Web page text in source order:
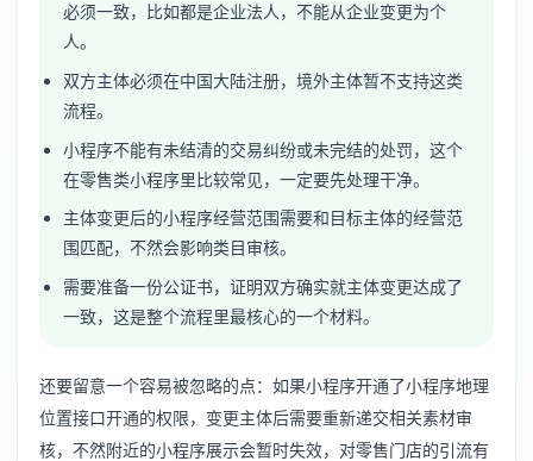
必须一致，比如都是企业法人，不能从企业变更为个
人。
双方主体必须在中国大陆注册，境外主体暂不支持这类
流程。
小程序不能有未结清的交易纠纷或未完结的处罚，这个
在零售类小程序里比较常见，一定要先处理干净。
主体变更后的小程序经营范围需要和目标主体的经营范
围匹配，不然会影响类目审核。
需要准备一份公证书，证明双方确实就主体变更达成了
一致，这是整个流程里最核心的一个材料。
还要留意一个容易被忽略的点：如果小程序开通了小程序地理
位置接口开通的权限，变更主体后需要重新递交相关素材审
核，不然附近的小程序展示会暂时失效，对零售门店的引流有